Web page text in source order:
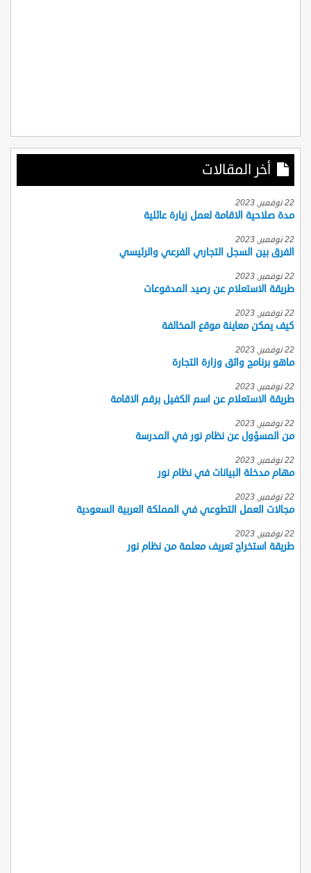
أخر المقالات
22 نوفمبر, 2023
مدة صلاحية الاقامة لعمل زيارة عائلية
22 نوفمبر, 2023
الفرق بين السجل التجاري الفرعي والرئيسي
22 نوفمبر, 2023
طريقة الاستعلام عن رصيد المدفوعات
22 نوفمبر, 2023
كيف يمكن معاينة موقع المخالفة
22 نوفمبر, 2023
ماهو برنامج واثق وزارة التجارة
22 نوفمبر, 2023
طريقة الاستعلام عن اسم الكفيل برقم الاقامة
22 نوفمبر, 2023
من المسؤول عن نظام نور في المدرسة
22 نوفمبر, 2023
مهام مدخلة البيانات في نظام نور
22 نوفمبر, 2023
مجالات العمل التطوعي في المملكة العربية السعودية
22 نوفمبر, 2023
طريقة استخراج تعريف معلمة من نظام نور